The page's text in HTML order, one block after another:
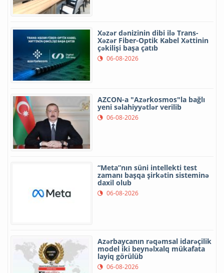
Xəzər dənizinin dibi ilə Trans-
Xəzər Fiber-Optik Kabel Xəttinin
çəkilişi başa çatıb
06-08-2026
AZCON-a "Azərkosmos"la bağlı
yeni səlahiyyətlər verilib
06-08-2026
“Meta”nın süni intellekti test
zamanı başqa şirkətin sisteminə
daxil olub
06-08-2026
Azərbaycanın rəqəmsal idarəçilik
model iki beynəlxalq mükafata
layiq görülüb
06-08-2026